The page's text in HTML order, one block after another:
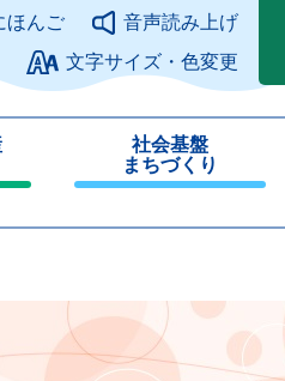
ページの本文へ
ほんご
音声読み上げ
文字サイズ・色変更
社会基盤
まちづくり
じ